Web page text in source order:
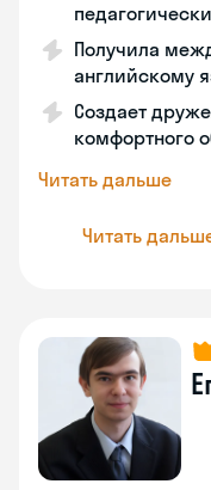
Получила
английскому
Создает
комфортного
Читать дальше
Читать